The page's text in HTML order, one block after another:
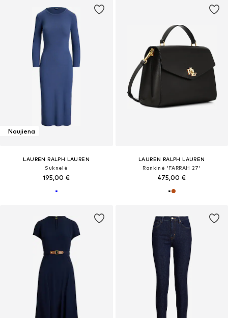
Naujiena
LAUREN RALPH LAUREN
Suknelė
195,00 €
LAUREN RALPH LAUREN
Rankinė 'FARRAH 27'
475,00 €